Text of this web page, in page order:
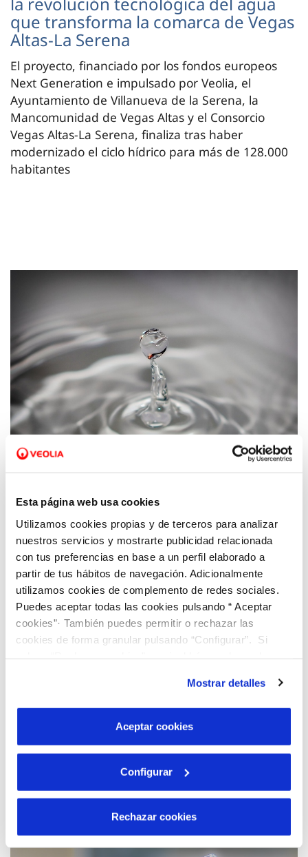
Esta página web usa cookies
Utilizamos cookies propias y de terceros para analizar
nuestros servicios y mostrarte publicidad relacionada
con tus preferencias en base a un perfil elaborado a
partir de tus hábitos de navegación. Adicionalmente
utilizamos cookies de complemento de redes sociales.
Puedes aceptar todas las cookies pulsando “ Aceptar
cookies”· También puedes permitir o rechazar las
cookies de forma granular pulsando “Configurar”. Si
son indispensables para que el sitio web funcione y que
por tanto no se pueden desactivar. Puedes consultar
más información en nuestraPolítica de Cookies
Mostrar detalles
Aceptar cookies
Configurar
Rechazar cookies
que transforma la comarca de Vegas
Altas-La Serena
El proyecto, financiado por los fondos europeos
Next Generation e impulsado por Veolia, el
Ayuntamiento de Villanueva de la Serena, la
Mancomunidad de Vegas Altas y el Consorcio
Vegas Altas-La Serena, finaliza tras haber
modernizado el ciclo hídrico para más de 128.000
habitantes
28 AGO 2024
hacen un llamamiento a la población a
favor del consumo responsable de agua
Arrancan las obras de renovación de la red